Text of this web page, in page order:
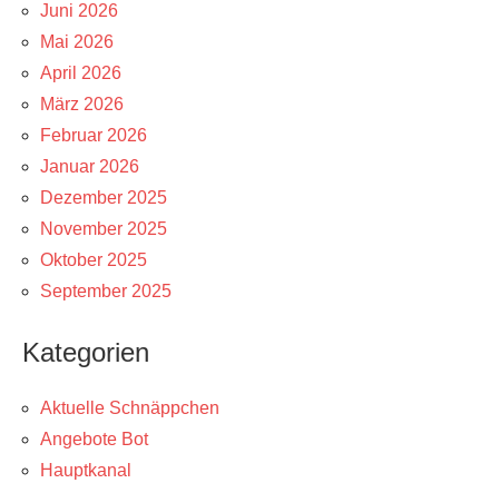
Juni 2026
Mai 2026
April 2026
März 2026
Februar 2026
Januar 2026
Dezember 2025
November 2025
Oktober 2025
September 2025
Kategorien
Aktuelle Schnäppchen
Angebote Bot
Hauptkanal